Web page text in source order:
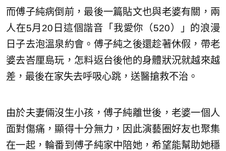
而傅子純病倒前，最後一篇貼文也與老婆有關，兩
人在5月20日這個諧音「我愛你（520）」的浪漫
日子去泡溫泉約會。傅子純之後還趁著休假，帶老
婆去峇厘島玩，怎料返台後他的身體狀況就越來越
差，最後在家失去呼吸心跳，送醫搶救不治。
由於夫妻倆沒生小孩，傅子純離世後，老婆一個人
面對傷痛，顯得十分無力，因此演藝圈好友也聚集
在一起，輪番到傅子純家中陪她，希望能幫助她穩